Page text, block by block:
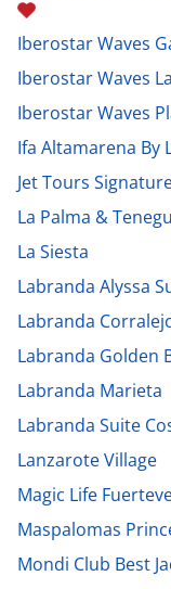
Iberostar Waves
Iberostar Waves
Iberostar Waves
Ifa Altamarena By
Jet Tours
La Palma &
La Siesta
Labranda Alyssa
Labranda
Labranda Golden
Labranda Marieta
Labranda Suite
Lanzarote Village
Magic Life
Maspalomas
Mondi Club Best